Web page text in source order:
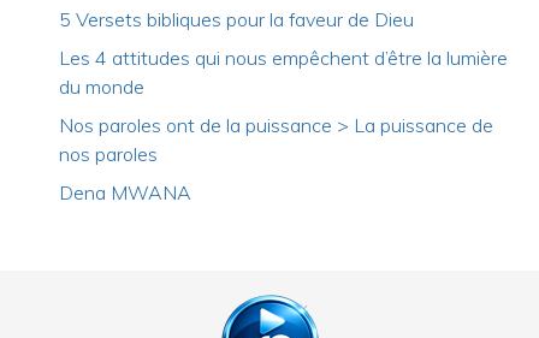
5 Versets bibliques pour la faveur de Dieu
Les 4 attitudes qui nous empêchent d’être la lumière
du monde
Nos paroles ont de la puissance > La puissance de
nos paroles
Dena MWANA